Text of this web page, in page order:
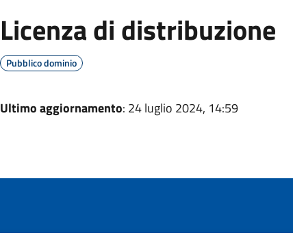
Licenza di distribuzione
Pubblico dominio
Ultimo aggiornamento: 24 luglio 2024, 14:59